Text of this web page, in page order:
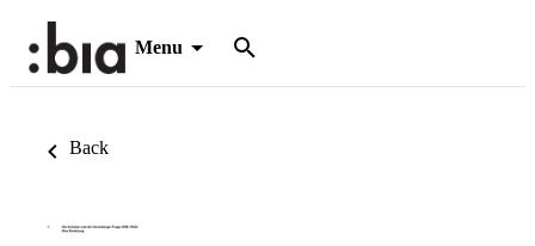
Menu
Back